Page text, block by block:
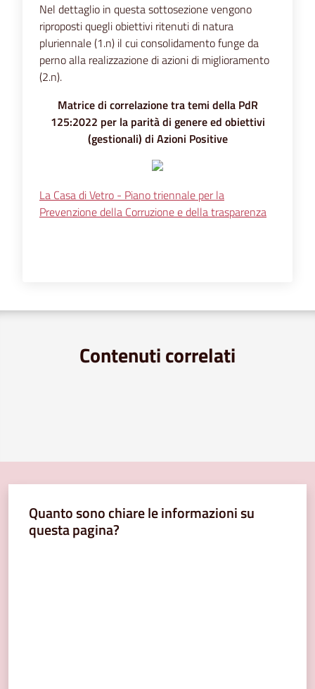
Nel dettaglio in questa sottosezione vengono
riproposti quegli obiettivi ritenuti di natura
pluriennale (1.n) il cui consolidamento funge da
perno alla realizzazione di azioni di miglioramento
(2.n).
Matrice di correlazione tra temi della PdR
125:2022 per la parità di genere ed obiettivi
(gestionali) di Azioni Positive
La Casa di Vetro - Piano triennale per la
Prevenzione della Corruzione e della trasparenza
Contenuti correlati
Quanto sono chiare le informazioni su
questa pagina?